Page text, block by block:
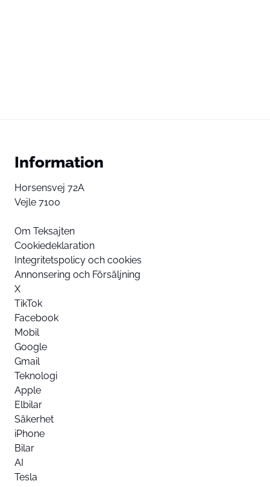
Information
Horsensvej 72A
Vejle 7100
Om Teksajten
Cookiedeklaration
Integritetspolicy och cookies
Annonsering och Försäljning
X
TikTok
Facebook
Mobil
Google
Gmail
Teknologi
Apple
Elbilar
Säkerhet
iPhone
Bilar
AI
Tesla